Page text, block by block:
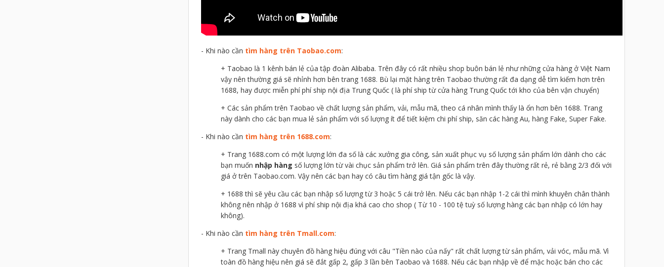
- Khi nào cần tìm hàng trên Taobao.com:
+ Taobao là 1 kênh bán lẻ của tập đoàn Alibaba. Trên đây có rất nhiều shop buôn bán lẻ như những cửa hàng ở Việt Nam
vậy nên thường giá sẽ nhỉnh hơn bên trang 1688. Bù lại mặt hàng trên Taobao thường rất đa dạng dễ tìm kiếm hơn trên
1688, hay được miễn phí phí ship nội địa Trung Quốc ( là phí ship từ cửa hàng Trung Quốc tới kho của bên vận chuyển)
+ Các sản phẩm trên Taobao về chất lượng sản phẩm, vải, mẫu mã, theo cá nhân mình thấy là ổn hơn bên 1688. Trang
này dành cho các bạn mua lẻ sản phẩm với số lượng ít để tiết kiệm chi phí ship, săn các hàng Au, hàng Fake, Super Fake.
- Khi nào cần tìm hàng trên 1688.com:
+ Trang 1688.com có một lượng lớn đa số là các xưởng gia công, sản xuất phục vụ số lượng sản phẩm lớn dành cho các
bạn muốn nhập hàng số lượng lớn từ vài chục sản phẩm trở lên. Giá sản phẩm trên đây thường rất rẻ, rẻ bằng 2/3 đối với
giá ở trên Taobao.com. Vậy nên các bạn hay có câu tìm hàng giá tận gốc là vậy.
+ 1688 thì sẽ yêu cầu các bạn nhập số lượng từ 3 hoặc 5 cái trở lên. Nếu các bạn nhập 1-2 cái thì mình khuyên chân thành
không nên nhập ở 1688 vì phí ship nội địa khá cao cho shop ( Từ 10 - 100 tệ tuỳ số lượng hàng các bạn nhập có lớn hay
không).
- Khi nào cần tìm hàng trên Tmall.com:
+ Trang Tmall này chuyên đồ hàng hiệu đúng với câu "Tiền nào của nấy" rất chất lượng từ sản phẩm, vải vóc, mẫu mã. Vì
toàn đồ hàng hiệu nên giá sẽ đắt gấp 2, gấp 3 lần bên Taobao và 1688. Nếu các bạn nhập về để mặc hoặc bán cho các